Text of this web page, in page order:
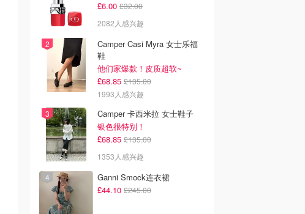
£6.00 £32.00
2082人感兴趣
Camper Casi Myra 女士乐福
鞋
他们家爆款！皮质超软~
£68.85 £135.00
1993人感兴趣
Camper 卡西米拉 女士鞋子
银色很特别！
£68.85 £135.00
1353人感兴趣
Ganni Smock连衣裙
£44.10 £245.00